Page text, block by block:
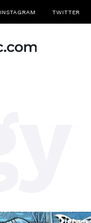
INSTAGRAM TWITTER